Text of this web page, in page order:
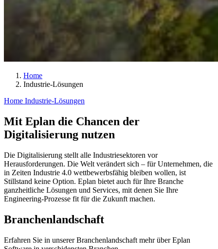
Home
Industrie-Lösungen
Home Industrie-Lösungen
Mit Eplan die Chancen der
Digitalisierung nutzen
Die Digitalisierung stellt alle Industriesektoren vor
Herausforderungen. Die Welt verändert sich – für Unternehmen, die
in Zeiten Industrie 4.0 wettbewerbsfähig bleiben wollen, ist
Stillstand keine Option. Eplan bietet auch für Ihre Branche
ganzheitliche Lösungen und Services, mit denen Sie Ihre
Engineering-Prozesse fit für die Zukunft machen.
Branchenlandschaft
Erfahren Sie in unserer Branchenlandschaft mehr über Eplan